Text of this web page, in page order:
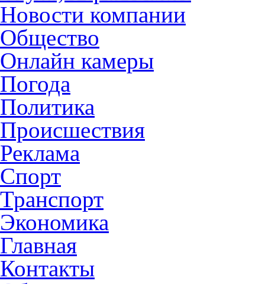
Новости компании
Общество
Онлайн камеры
Погода
Политика
Происшествия
Реклама
Спорт
Транспорт
Экономика
Главная
Контакты